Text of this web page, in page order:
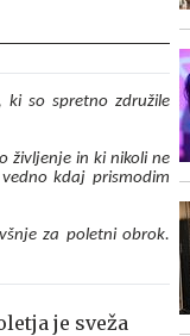
so spretno združile
življenje in ki nikoli ne
kdaj prismodim
za poletni obrok.
je sveža